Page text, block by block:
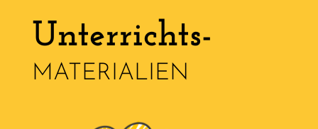
Unterrichts-
MATERIALIEN